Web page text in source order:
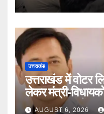
उत्तराखंड
उत्तराखंड में वोटर
लेकर मंत्री-
लाख मतदाताओं तक
AUGUST 6, 2026